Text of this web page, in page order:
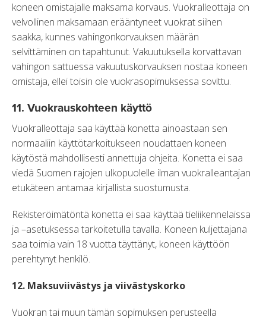
koneen omistajalle maksama korvaus. Vuokralleottaja on
velvollinen maksamaan erääntyneet vuokrat siihen
saakka, kunnes vahingonkorvauksen määrän
selvittäminen on tapahtunut. Vakuutuksella korvattavan
vahingon sattuessa vakuutuskorvauksen nostaa koneen
omistaja, ellei toisin ole vuokrasopimuksessa sovittu.
11. Vuokrauskohteen käyttö
Vuokralleottaja saa käyttää konetta ainoastaan sen
normaaliin käyttötarkoitukseen noudattaen koneen
käytöstä mahdollisesti annettuja ohjeita. Konetta ei saa
viedä Suomen rajojen ulkopuolelle ilman vuokralleantajan
etukäteen antamaa kirjallista suostumusta.
Rekisteröimätöntä konetta ei saa käyttää tieliikennelaissa
ja –asetuksessa tarkoitetulla tavalla. Koneen kuljettajana
saa toimia vain 18 vuotta täyttänyt, koneen käyttöön
perehtynyt henkilö.
12. Maksuviivästys ja viivästyskorko
Vuokran tai muun tämän sopimuksen perusteella